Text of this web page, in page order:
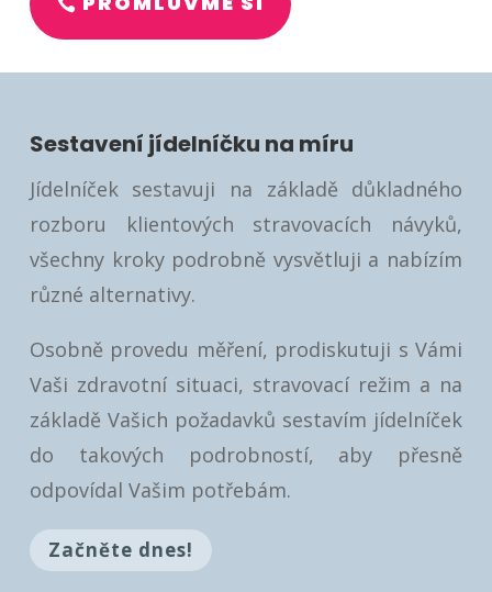
Sestavení jídelníčku na míru
Jídelníček sestavuji na základě důkladného
rozboru klientových stravovacích návyků,
všechny kroky podrobně vysvětluji a nabízím
různé alternativy.
Osobně provedu měření, prodiskutuji s Vámi
Vaši zdravotní situaci, stravovací režim a na
základě Vašich požadavků sestavím jídelníček
do takových podrobností, aby přesně
odpovídal Vašim potřebám.
Začněte dnes!